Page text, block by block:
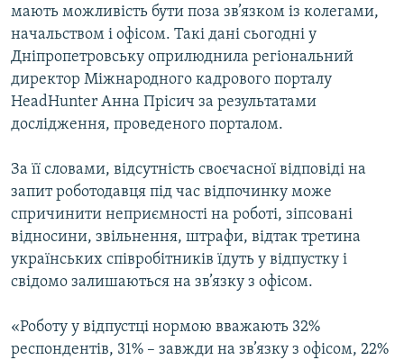
мають можливість бути поза зв’язком із колегами,
начальством і офісом. Такі дані сьогодні у
Дніпропетровську оприлюднила регіональний
директор Міжнародного кадрового порталу
HeadHunter Анна Прісич за результатами
дослідження, проведеного порталом.
За її словами, відсутність своєчасної відповіді на
запит роботодавця під час відпочинку може
спричинити неприємності на роботі, зіпсовані
відносини, звільнення, штрафи, відтак третина
українських співробітників їдуть у відпустку і
свідомо залишаються на зв’язку з офісом.
«Роботу у відпустці нормою вважають 32%
респондентів, 31% – завжди на зв’язку з офісом, 22%